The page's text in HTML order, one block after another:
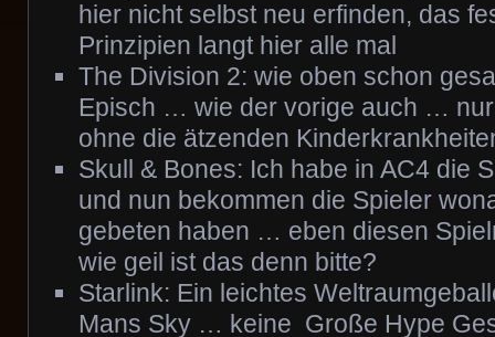
hier nicht selbst neu erfinden, das
Prinzipien langt hier alle mal
The Division 2: wie oben schon
Episch … wie der vorige auch …
ohne die ätzenden
Skull & Bones: Ich habe in AC4 die
und nun bekommen die Spieler
gebeten haben … eben diesen
wie geil ist das denn bitte?
Starlink: Ein leichtes
Mans Sky … keine Große Hype